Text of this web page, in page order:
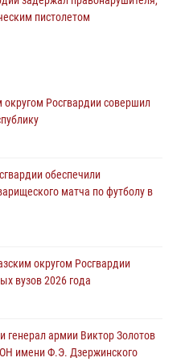
пистолетом
ликвидирована
мужчин, устроивших
обезвредили снаряд
в новой музейной
«Курская битва.
Росгвардии совершил
обеспечили
матча по футболу в
округом Росгвардии
вузов 2026 года
генерал армии Виктор Золотов
имени Ф.Э. Дзержинского